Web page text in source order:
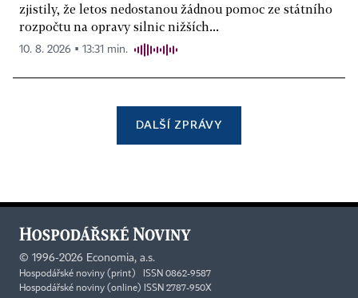
zjistily, že letos nedostanou žádnou pomoc ze státního
rozpočtu na opravy silnic nižších...
10. 8. 2026 ▪ 13:31 min.
DALŠÍ ZPRÁVY
© 1996-2026 Economia, a.s.
Hospodářské noviny (print) ISSN 0862-9587
Hospodářské noviny (online) ISSN 2787-950X